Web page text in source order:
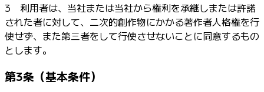
3 利用者は、当社または当社から権利を承継しまたは許諾
された者に対して、二次的創作物にかかる著作者人格権を行
使せず、また第三者をして行使させないことに同意するもの
とします。
第3条（基本条件）